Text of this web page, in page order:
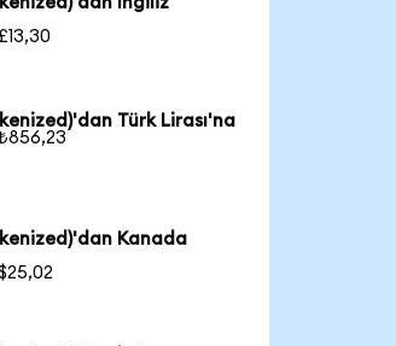
Türk Lirası'na
Kanada